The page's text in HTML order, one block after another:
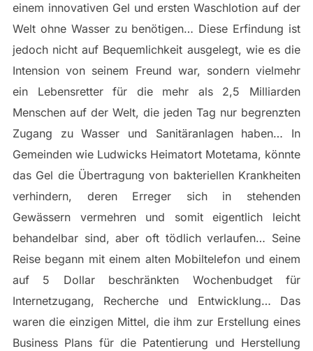
einem innovativen Gel und ersten Waschlotion auf der
Welt ohne Wasser zu benötigen… Diese Erfindung ist
jedoch nicht auf Bequemlichkeit ausgelegt, wie es die
Intension von seinem Freund war, sondern vielmehr
ein Lebensretter für die mehr als 2,5 Milliarden
Menschen auf der Welt, die jeden Tag nur begrenzten
Zugang zu Wasser und Sanitäranlagen haben… In
Gemeinden wie Ludwicks Heimatort Motetama, könnte
das Gel die Übertragung von bakteriellen Krankheiten
verhindern, deren Erreger sich in stehenden
Gewässern vermehren und somit eigentlich leicht
behandelbar sind, aber oft tödlich verlaufen… Seine
Reise begann mit einem alten Mobiltelefon und einem
auf 5 Dollar beschränkten Wochenbudget für
Internetzugang, Recherche und Entwicklung… Das
waren die einzigen Mittel, die ihm zur Erstellung eines
Business Plans für die Patentierung und Herstellung